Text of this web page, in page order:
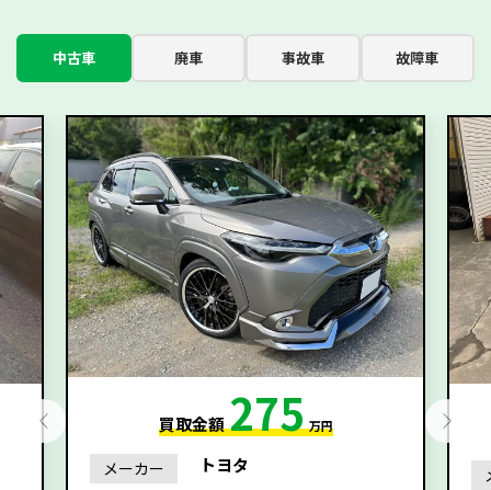
中古車 廃車 事故車 故障車
買取金額275 万円
メーカー トヨタ